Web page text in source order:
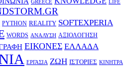
GREECE LIFE
PYTHON REALITY SOFTEXPERIA
WORDS ΑΝΑΛΥΣΗ ΑΞΙΟΛΟΓΗΣΗ
ΕΙΚΟΝΕΣ ΕΛΛΑΔΑ
ΕΡΓΑΣΙΑ ΖΩΗ ΙΣΤΟΡΙΕΣ ΚΙΝΗΤΡΑ